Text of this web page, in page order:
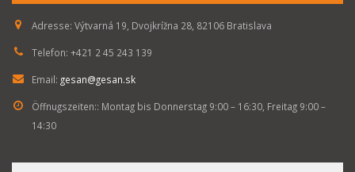
Adresse: Výtvarná 19, Dvojkrížna 28, 82106 Bratislava
Telefon: +421 2 45 243 139
Email: gesan@gesan.sk
Öffnugszeiten:: Montag bis Donnerstag 9:00 – 16:30, Freitag 9:00 –
14:30